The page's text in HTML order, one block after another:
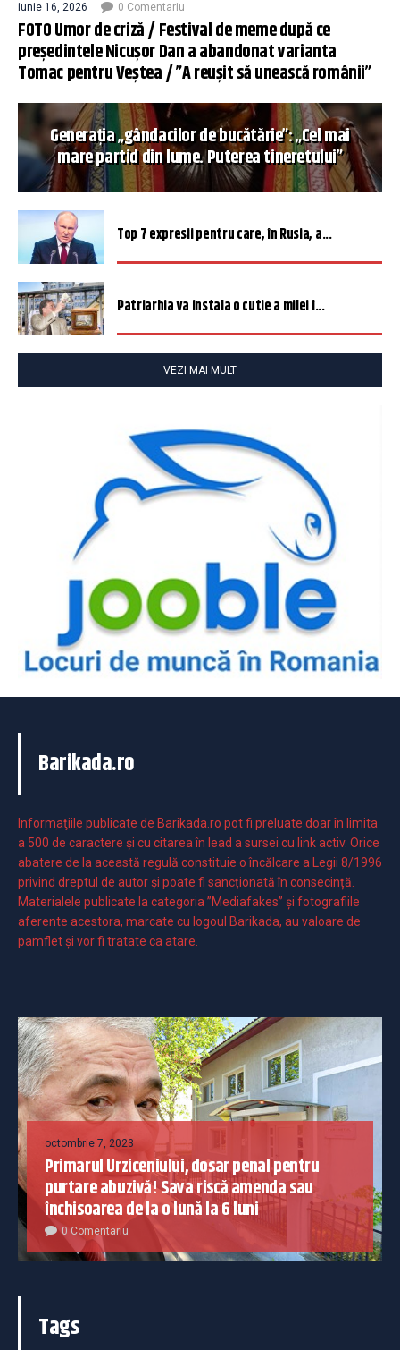
iunie 16, 2026 0 Comentariu
FOTO Umor de criză / Festival de meme după ce
președintele Nicușor Dan a abandonat varianta
Tomac pentru Veștea / ”A reușit să unească românii”
Generația „gândacilor de bucătărie”: „Cel mai
mare partid din lume. Puterea tineretului”
Top 7 expresii pentru care, în Rusia, a...
Patriarhia va instala o cutie a milei î...
VEZI MAI MULT
Barikada.ro
Informaţiile publicate de Barikada.ro pot fi preluate doar în limita
a 500 de caractere şi cu citarea în lead a sursei cu link activ. Orice
abatere de la această regulă constituie o încălcare a Legii 8/1996
privind dreptul de autor și poate fi sancționată în consecință.
Materialele publicate la categoria ”Mediafakes” și fotografiile
aferente acestora, marcate cu logoul Barikada, au valoare de
pamflet și vor fi tratate ca atare.
octombrie 7, 2023
Primarul Urziceniului, dosar penal pentru
purtare abuzivă! Sava riscă amenda sau
închisoarea de la o lună la 6 luni
0 Comentariu
Tags